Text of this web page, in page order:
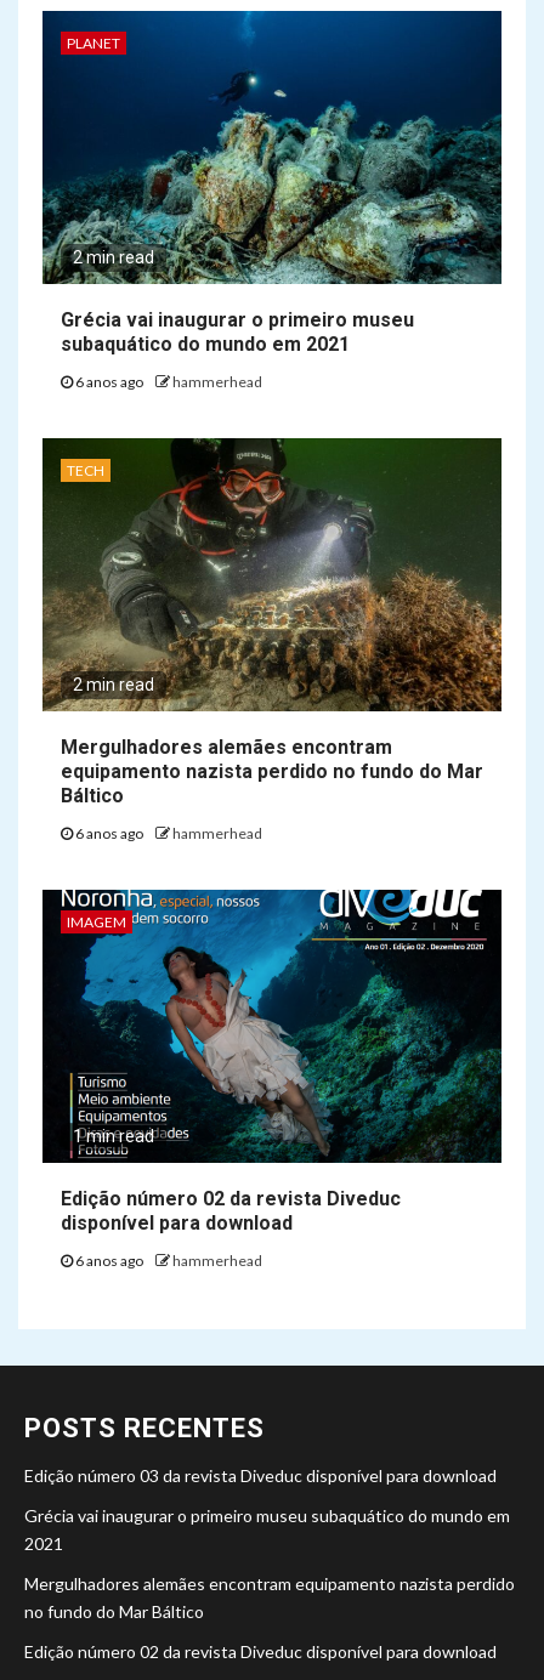
PLANET
2 min read
Grécia vai inaugurar o primeiro museu
subaquático do mundo em 2021
6 anos ago hammerhead
TECH
2 min read
Mergulhadores alemães encontram
equipamento nazista perdido no fundo do Mar
Báltico
6 anos ago hammerhead
IMAGEM
1 min read
Edição número 02 da revista Diveduc
disponível para download
6 anos ago hammerhead
POSTS RECENTES
Edição número 03 da revista Diveduc disponível para download
Grécia vai inaugurar o primeiro museu subaquático do mundo em
2021
Mergulhadores alemães encontram equipamento nazista perdido
no fundo do Mar Báltico
Edição número 02 da revista Diveduc disponível para download